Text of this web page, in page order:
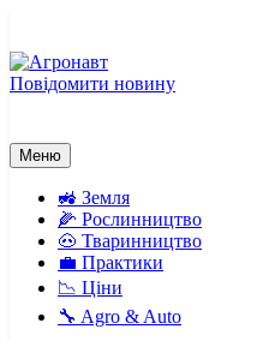
вмісту
Повідомити новину
Меню
🚜 Земля
🌽 Рослинництво
🐽 Тваринництво
💼 Практики
📉 Ціни
🔧 Agro & Auto